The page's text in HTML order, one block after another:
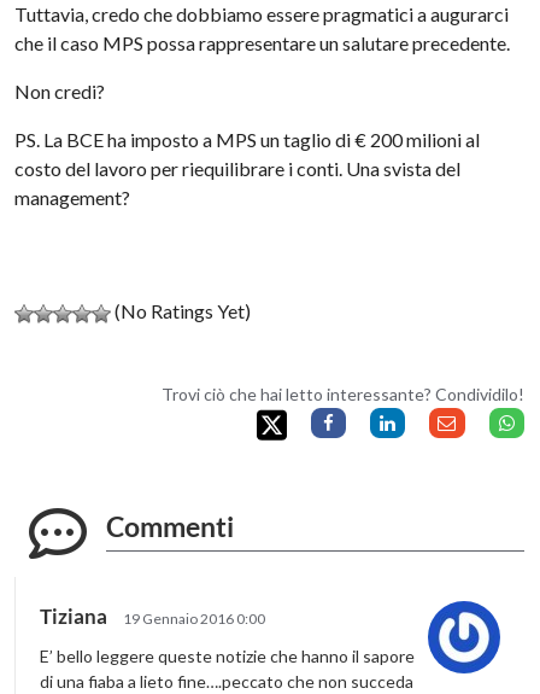
Tuttavia, credo che dobbiamo essere pragmatici a augurarci
che il caso MPS possa rappresentare un salutare precedente.
Non credi?
PS. La BCE ha imposto a MPS un taglio di € 200 milioni al
costo del lavoro per riequilibrare i conti. Una svista del
management?
(No Ratings Yet)
Trovi ciò che hai letto interessante? Condividilo!
Commenti
Tiziana 19 Gennaio 2016 0:00
E’ bello leggere queste notizie che hanno il sapore
di una fiaba a lieto fine….peccato che non succeda